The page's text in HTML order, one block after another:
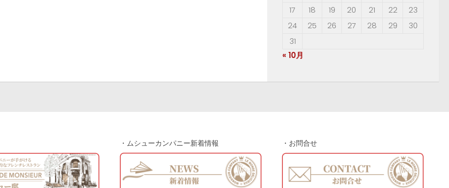
17
18 19 20 21 22
23
24
25 26 27 28 29
30
31
« 10月
・ムシューカンパニー新着情報 ・お問合せ